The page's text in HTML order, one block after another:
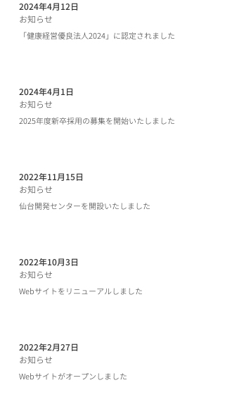
2024年4月12日
お知らせ
「健康経営優良法人2024」に認定されました
2024年4月1日
お知らせ
2025年度新卒採用の募集を開始いたしました
2022年11月15日
お知らせ
仙台開発センターを開設いたしました
2022年10月3日
お知らせ
Webサイトをリニューアルしました
2022年2月27日
お知らせ
Webサイトがオープンしました